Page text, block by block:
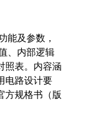
能及参数，
、内部逻辑
照表。内容涵
电路设计要
方规格书（版